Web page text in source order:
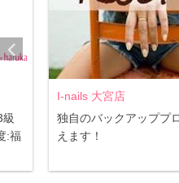
叶
Marvelous 恵比寿店
都内3店舗同時募集☆
人柄の良いスタッフ